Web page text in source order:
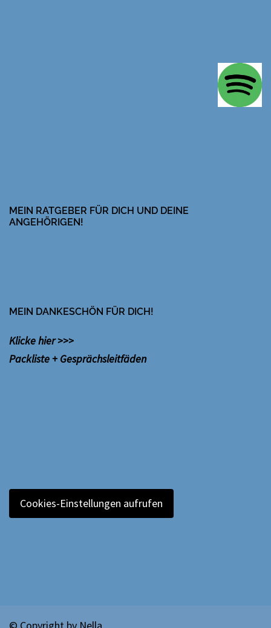
MEIN RATGEBER FÜR DICH UND DEINE
ANGEHÖRIGEN!
MEIN DANKESCHÖN FÜR DICH!
Klicke hier >>>
Packliste + Gesprächsleitfäden
Cookies-Einstellungen aufrufen
© Copyright by Nella